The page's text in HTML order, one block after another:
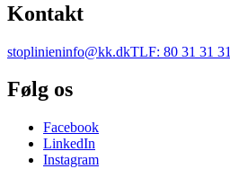
Kontakt
stoplinieninfo@kk.dkTLF: 80 31 31 31
Følg os
Facebook
LinkedIn
Instagram